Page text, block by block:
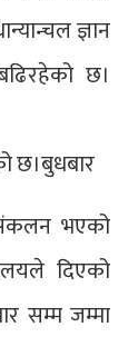
ज्ञान
छ।
छ।बुधबार
भएको
दिएको
सम्म जम्मा